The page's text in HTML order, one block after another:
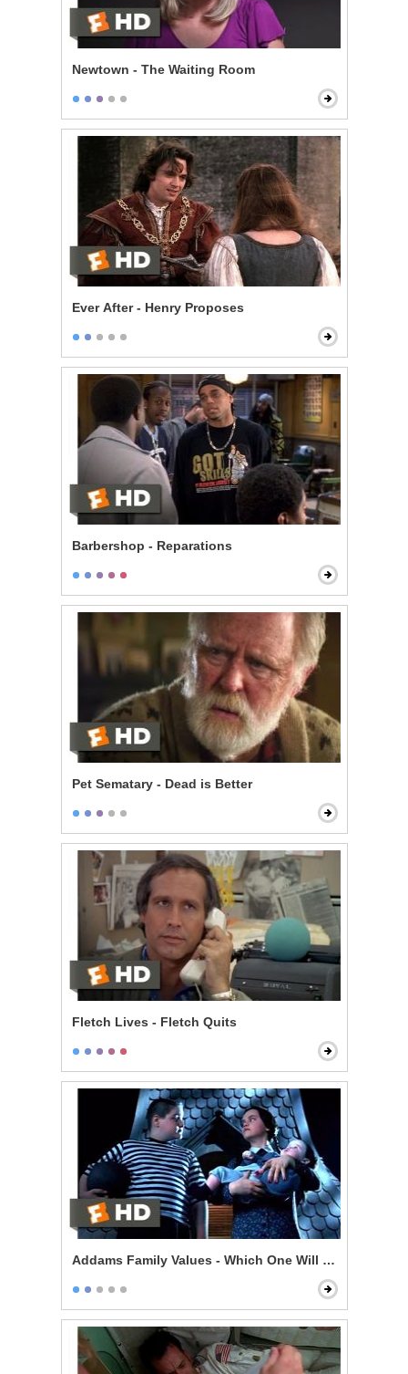
Newtown - The Waiting Room
Ever After - Henry Proposes
Barbershop - Reparations
Pet Sematary - Dead is Better
Fletch Lives - Fletch Quits
Addams Family Values - Which One Will Bounce?